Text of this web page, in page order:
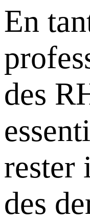
En
des
rester
des